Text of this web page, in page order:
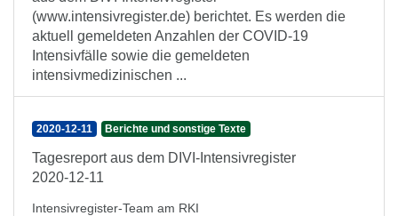
(www.intensivregister.de) berichtet. Es werden die
aktuell gemeldeten Anzahlen der COVID-19
Intensivfälle sowie die gemeldeten
intensivmedizinischen ...
2020-12-11 Berichte und sonstige Texte
Tagesreport aus dem DIVI-Intensivregister
2020-12-11
Intensivregister-Team am RKI